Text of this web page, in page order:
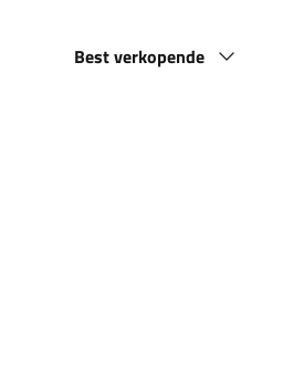
Sorteren
op
Best verkopende